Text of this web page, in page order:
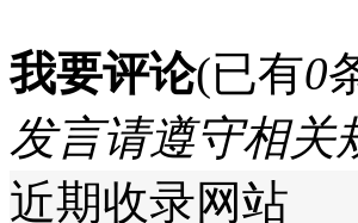
我要评论(已有0
发言请遵守相关
近期收录网站